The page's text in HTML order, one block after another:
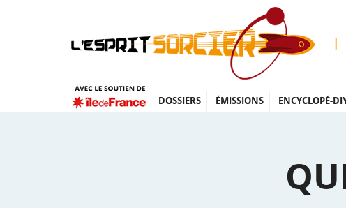
DOSSIERS ÉMISSIONS ENCYCLOPÉ-